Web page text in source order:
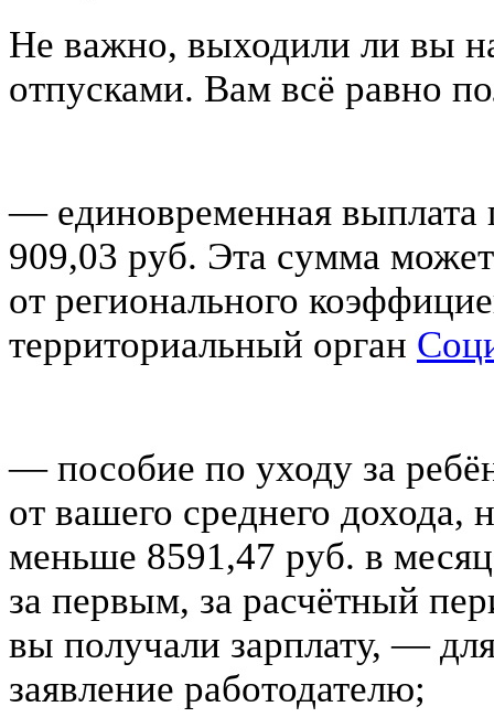
Не важно, выходили ли вы
отпусками. Вам всё равно
— единовременная
909,03 руб. Эта сумма
от регионального
территориальный орган
— пособие по уходу за
от вашего среднего
меньше 8591,47 руб. в
за первым, за расчётный
вы получали зарплату, —
заявление работодателю;